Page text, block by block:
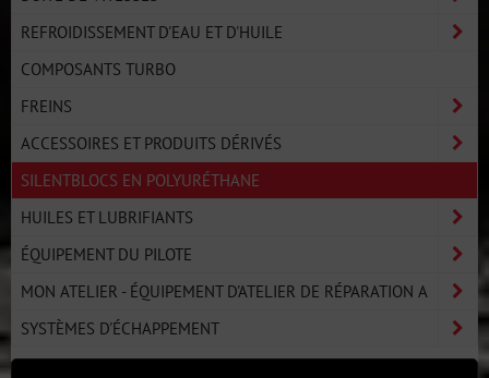
REFROIDISSEMENT D'EAU ET D'HUILE
COMPOSANTS TURBO
FREINS
ACCESSOIRES ET PRODUITS DÉRIVÉS
SILENTBLOCS EN POLYURÉTHANE
HUILES ET LUBRIFIANTS
ÉQUIPEMENT DU PILOTE
MON ATELIER - ÉQUIPEMENT D'ATELIER DE RÉPARATION A
SYSTÈMES D'ÉCHAPPEMENT